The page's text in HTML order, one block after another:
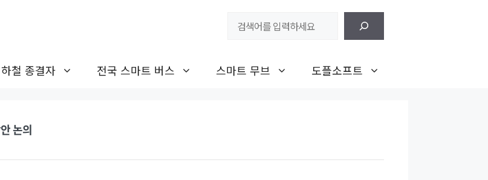
철 종결자 전국 스마트 버스 스마트 무브 도플소프트
논의